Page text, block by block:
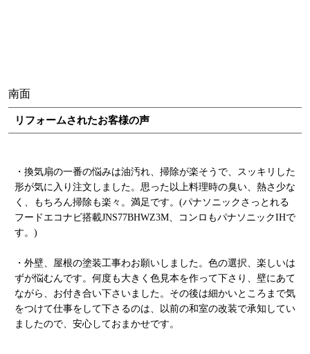
南面
リフォームされたお客様の声
・換気扇の一番の悩みは油汚れ、掃除が楽そうで、スッキリした
形が気に入り注文しました。思った以上料理時の臭い、熱さ少な
く、もちろん掃除も楽々。満足です。(パナソニックさっとれる
フードエコナビ搭載JNS77BHWZ3M、コンロもパナソニックIHで
す。)
・外壁、屋根の塗装工事わお願いしました。色の選択、楽しいは
ずが悩むんです。何度も大きく色見本を作って下さり、壁にあて
ながら、お付き合い下さいました。その後は細かいところまで気
をつけて仕事をして下さるのは、以前の和室の改装で承知してい
ましたので、安心しておまかせです。